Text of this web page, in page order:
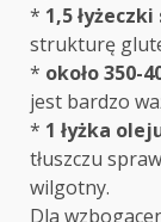
* 1,5 łyżeczki
strukturę
* około 350-
jest bardzo
* 1 łyżka
tłuszczu
wilgotny.
Dla